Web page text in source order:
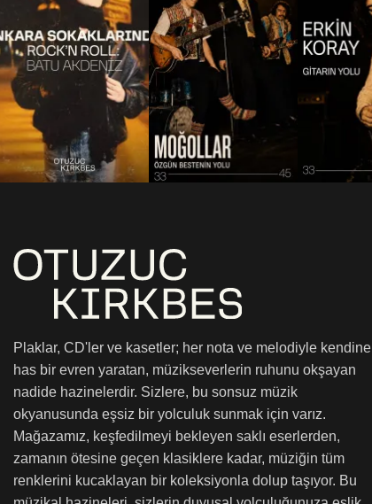
Plaklar, CD'ler ve kasetler; her nota ve melodiyle kendine
has bir evren yaratan, müzikseverlerin ruhunu okşayan
nadide hazinelerdir. Sizlere, bu sonsuz müzik
okyanusunda eşsiz bir yolculuk sunmak için varız.
Mağazamız, keşfedilmeyi bekleyen saklı eserlerden,
zamanın ötesine geçen klasiklere kadar, müziğin tüm
renklerini kucaklayan bir koleksiyonla dolup taşıyor. Bu